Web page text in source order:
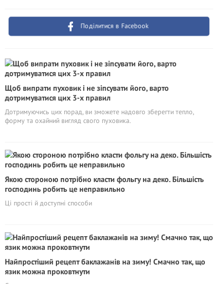
Поділитися в Facebook
Щоб випрати пуховик і не зіпсувати його, варто
дотримуватися цих 3-х правил
Дотримуючись цих порад, ви зможете надовго зберегти тепло,
форму та охайний вигляд свого пуховика.
Якою стороною потрібно класти фольгу на деко. Більшість
господинь робить це неправильно
Ці прості й доступні способи
Найпростіший рецепт баклажанів на зиму! Смачно так, що
язик можна проковтнути